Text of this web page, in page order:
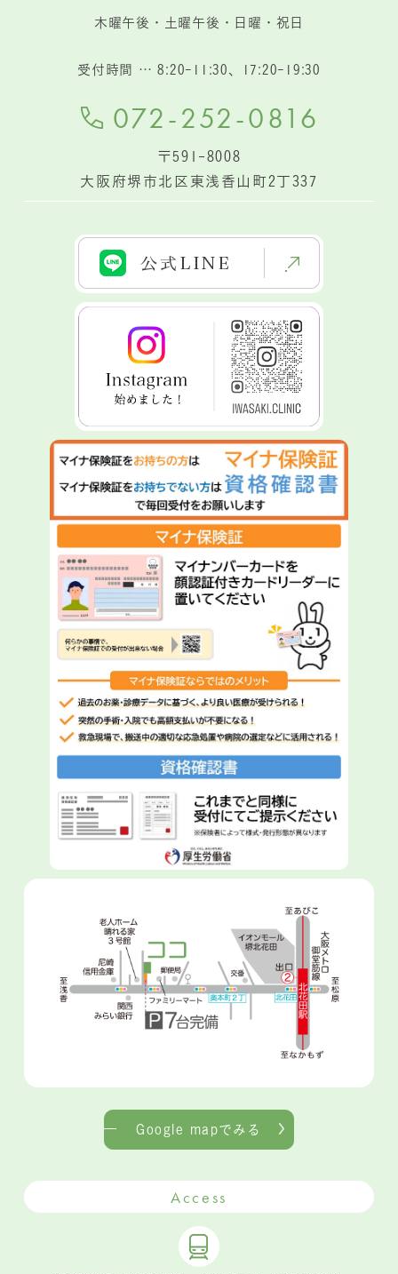
木曜午後・土曜午後・日曜・祝日
受付時間 … 8:20-11:30、17:20-19:30
072-252-0816
〒591-8008
大阪府堺市北区東浅香山町2丁337
Google mapでみる
Access